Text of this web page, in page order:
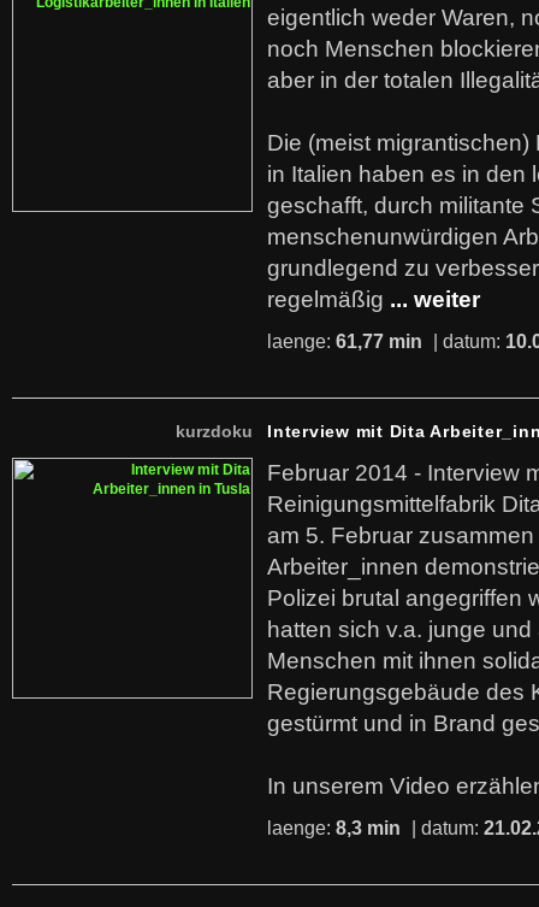
eigentlich weder Waren,
noch Menschen
aber in der totalen
Die (meist
in Italien haben es in den
geschafft, durch militante
menschenunwürdigen
grundlegend zu
regelmäßig ... weiter
laenge: 61,77 min | datum:
kurzdoku Interview mit Dita
Februar 2014 - Interview
Reinigungsmittelfabrik
am 5. Februar
Arbeiter_innen
Polizei brutal angegriffen
hatten sich v.a. junge
Menschen mit ihnen
Regierungsgebäude des
gestürmt und in Brand
In unserem Video
laenge: 8,3 min | datum: